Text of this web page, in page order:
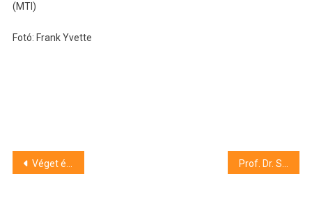
(MTI)
Fotó: Frank Yvette
Bejegyzés
Véget ért a burkolatcsere Szegeden, az Indóház téren